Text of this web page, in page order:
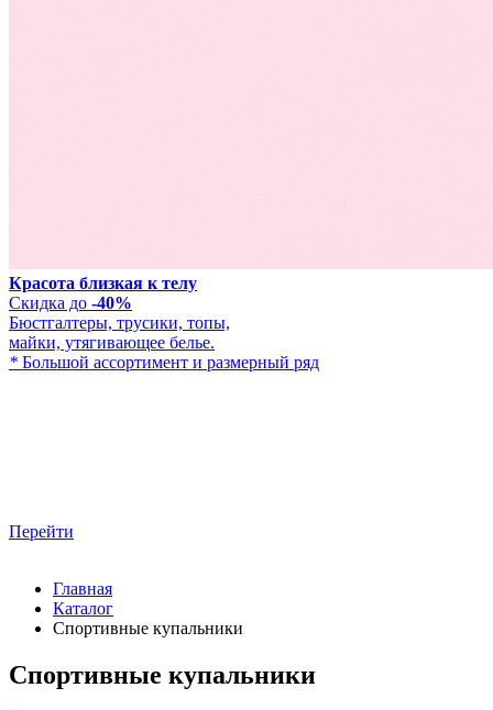
Красота близкая к телу
Скидка до -40%
Бюстгалтеры, трусики, топы,
майки, утягивающее белье.
* Большой ассортимент и размерный ряд
Перейти
Главная
Каталог
Спортивные купальники
Спортивные купальники